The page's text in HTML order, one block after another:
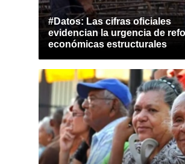
#Datos: Las cifras oficiales
evidencian la urgencia de
económicas estructurales